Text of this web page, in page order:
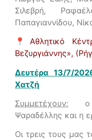
Σιλεβρή,
Παπαγιαννίδου,
📍Αθλητικό
Βεζυργιάννης»,
Δευτέρα 13/7/
Χατζή
Συμμετέχουν: ο
Ψαραδέλλης και η
Οι τρεις τους μας